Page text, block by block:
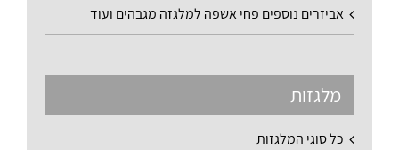
אביזרים נוספים פחי אשפה למלגזה מגבהים ועוד
מלגזות
כל סוגי המלגזות